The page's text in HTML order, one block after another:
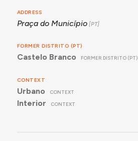
ADDRESS
Praça do Município
FORMER DISTRITO (PT)
Castelo Branco FORMER DISTRITO (PT)
CONTEXT
Urbano CONTEXT
Interior CONTEXT